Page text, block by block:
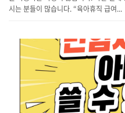
시는 분들이 많습니다. “육아휴직 급여...